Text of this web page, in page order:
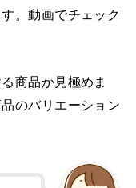
。動画でチェック
商品か見極めま
のバリエーション